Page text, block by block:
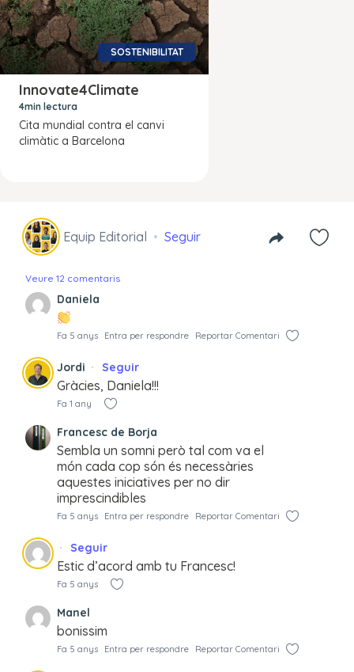
SOSTENIBILITAT
Innovate4Climate
4min lectura
Cita mundial contra el canvi
climàtic a Barcelona
Equip Editorial Seguir
Veure 12 comentaris
Daniela
Fa 5 anys Entra per respondre Reportar Comentari
Jordi Seguir
Gràcies, Daniela!!!
Fa 1 any
Francesc de Borja
Sembla un somni però tal com va el
món cada cop són és necessàries
aquestes iniciatives per no dir
imprescindibles
Fa 5 anys Entra per respondre Reportar Comentari
Seguir
Estic d’acord amb tu Francesc!
Fa 5 anys
Manel
bonissim
Fa 5 anys Entra per respondre Reportar Comentari